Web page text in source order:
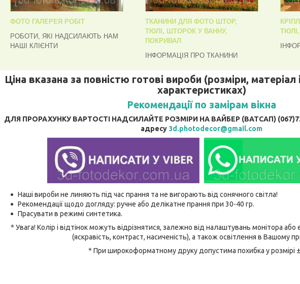
ФОТО ГАЛЕРЕЯ РОБІТ
РОБОТИ, ЯКІ НАДСИЛАЮТЬ НАМ
НАШІ КЛІЄНТИ
ТКАНИНИ ДЛЯ ФОТО ШТОР,
ТЮЛІ, ШТОРОК У ВАННУ,
ПОКРИВАЛ
ІНФОРМАЦІЯ ПРО ТКАНИНИ
Ціна вказана за повністю готові вироби (розміри, матеріал
характеристиках)
Рекомендації по замірам вікна
ДЛЯ ПРОРАХУНКУ ВАРТОСТІ НАДСИЛАЙТЕ РОЗМІРИ НА ВАЙБЕР (ВАТСАП)
адресу 3d.photodecor@gmail.com
Наші вироби не линяють під час прання та не вигорають від сонячного світла!
Рекомендації щодо догляду: ручне або делікатне прання при 30-40 гр.
Прасувати в режимі синтетика.
* Увага! Колір і відтінок можуть відрізнятися, залежно від налаштувань монітора
(яскравість, контраст, насиченість), а також освітлення в Вашому
* При широкоформатному друку допустима похибка у розмірі